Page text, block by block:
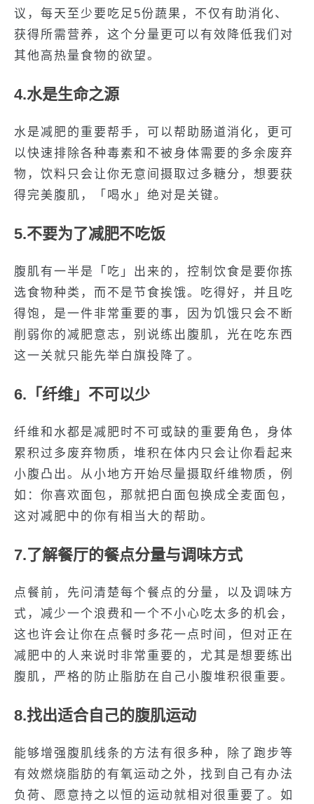
议，每天至少要吃足5份蔬果，不仅有助消化、
获得所需营养，这个分量更可以有效降低我们对
其他高热量食物的欲望。
4.水是生命之源
水是减肥的重要帮手，可以帮助肠道消化，更可
以快速排除各种毒素和不被身体需要的多余废弃
物，饮料只会让你无意间摄取过多糖分，想要获
得完美腹肌，「喝水」绝对是关键。
5.不要为了减肥不吃饭
腹肌有一半是「吃」出来的，控制饮食是要你拣
选食物种类，而不是节食挨饿。吃得好，并且吃
得饱，是一件非常重要的事，因为饥饿只会不断
削弱你的减肥意志，别说练出腹肌，光在吃东西
这一关就只能先举白旗投降了。
6.「纤维」不可以少
纤维和水都是减肥时不可或缺的重要角色，身体
累积过多废弃物质，堆积在体内只会让你看起来
小腹凸出。从小地方开始尽量摄取纤维物质，例
如：你喜欢面包，那就把白面包换成全麦面包，
这对减肥中的你有相当大的帮助。
7.了解餐厅的餐点分量与调味方式
点餐前，先问清楚每个餐点的分量，以及调味方
式，减少一个浪费和一个不小心吃太多的机会，
这也许会让你在点餐时多花一点时间，但对正在
减肥中的人来说时非常重要的，尤其是想要练出
腹肌，严格的防止脂肪在自己小腹堆积很重要。
8.找出适合自己的腹肌运动
能够增强腹肌线条的方法有很多种，除了跑步等
有效燃烧脂肪的有氧运动之外，找到自己有办法
负荷、愿意持之以恒的运动就相对很重要了。如